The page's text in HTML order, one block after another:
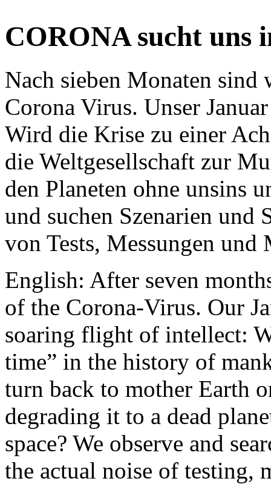
CORONA sucht uns
Nach sieben Monaten
Corona Virus. Unser
Wird die Krise zu einer
die Weltgesellschaft zur
den Planeten ohne unsins
und suchen Szenarien und
von Tests, Messungen und
English: After seven
of the Corona-Virus. Our
soaring flight of intellect:
time” in the history of
turn back to mother Earth
degrading it to a dead
space? We observe and
the actual noise of testing,